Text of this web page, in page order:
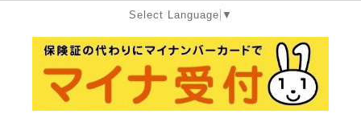
Select Language ▼